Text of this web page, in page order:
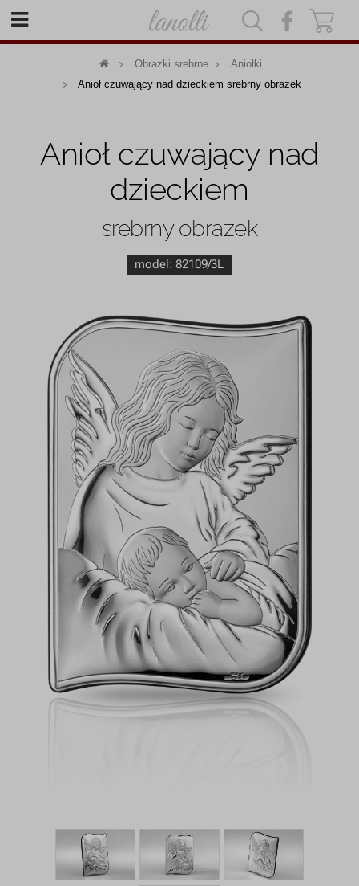
Obrazki srebrne
Aniołki
Anioł czuwający nad dzieckiem srebrny obrazek
Anioł czuwający nad
dzieckiem
srebrny obrazek
model:82109/3L